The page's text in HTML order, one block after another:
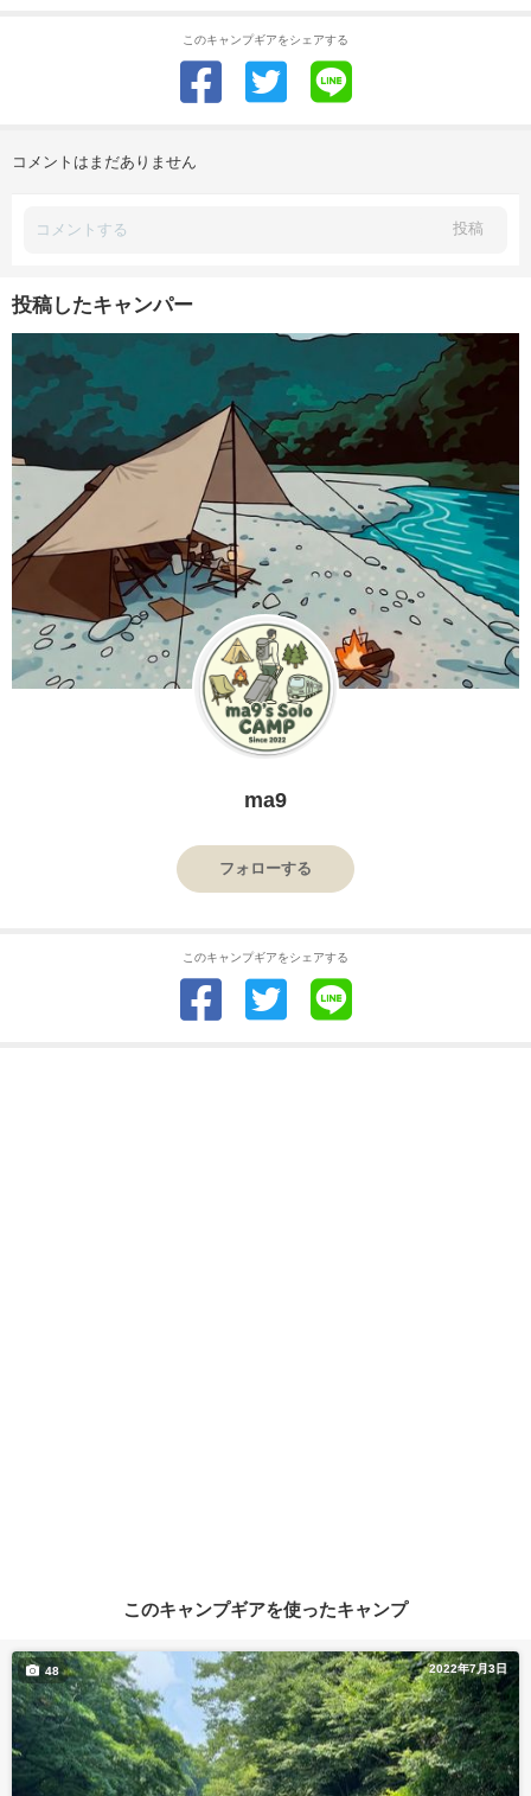
このキャンプギアをシェアする
コメントはまだありません
投稿
投稿したキャンパー
ma9
フォローする
このキャンプギアをシェアする
このキャンプギアを使ったキャンプ
2022年7月3日
48